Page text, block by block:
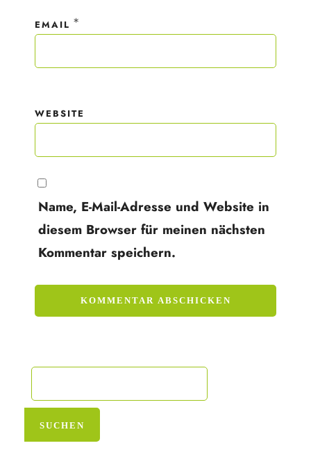
EMAIL *
WEBSITE
Name, E-Mail-Adresse und Website in
diesem Browser für meinen nächsten
Kommentar speichern.